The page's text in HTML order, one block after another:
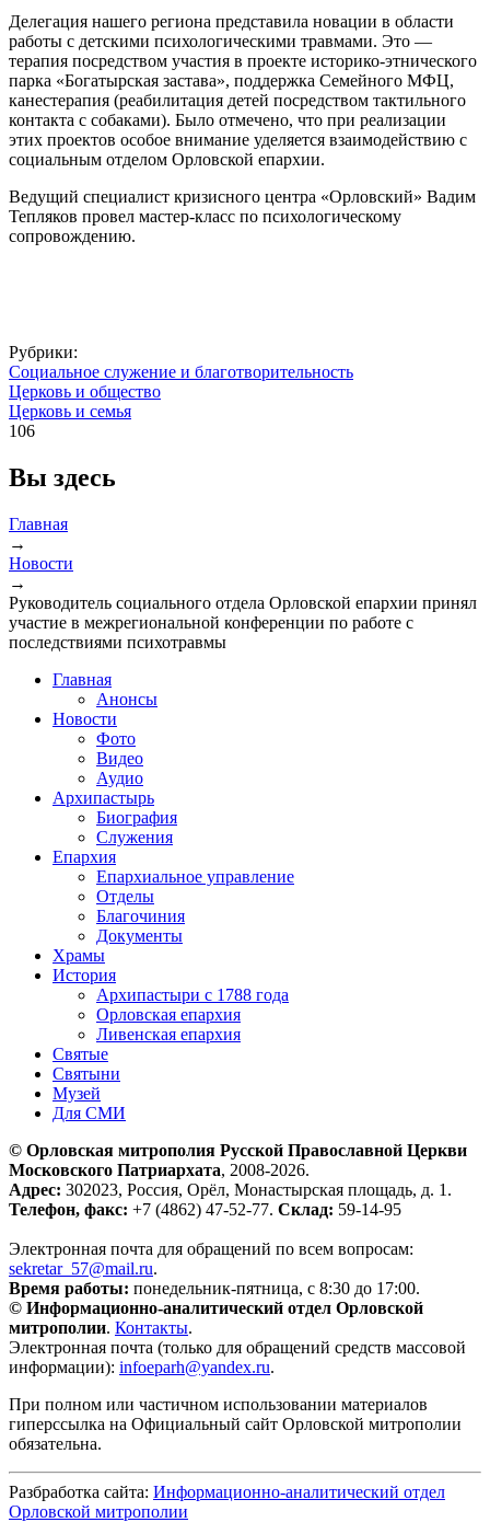
Делегация нашего региона представила новации в области
работы с детскими психологическими травмами. Это —
терапия посредством участия в проекте историко-этнического
парка «Богатырская застава», поддержка Семейного МФЦ,
канестерапия (реабилитация детей посредством тактильного
контакта с собаками). Было отмечено, что при реализации
этих проектов особое внимание уделяется взаимодействию с
социальным отделом Орловской епархии.
Ведущий специалист кризисного центра «Орловский» Вадим
Тепляков провел мастер-класс по психологическому
сопровождению.
Рубрики:
Социальное служение и благотворительность
Церковь и общество
Церковь и семья
106
Вы здесь
Главная
→
Новости
→
Руководитель социального отдела Орловской епархии принял
участие в межрегиональной конференции по работе с
последствиями психотравмы
Главная
Анонсы
Новости
Фото
Видео
Аудио
Архипастырь
Биография
Служения
Епархия
Епархиальное управление
Отделы
Благочиния
Документы
Храмы
История
Архипастыри с 1788 года
Орловская епархия
Ливенская епархия
Святые
Святыни
Музей
Для СМИ
© Орловская митрополия Русской Православной Церкви
Московского Патриархата, 2008-2026.
Адрес: 302023, Россия, Орёл, Монастырская площадь, д. 1.
Телефон, факс: +7 (4862) 47-52-77. Склад: 59-14-95
Электронная почта для обращений по всем вопросам:
sekretar_57@mail.ru.
Время работы: понедельник-пятница, с 8:30 до 17:00.
© Информационно-аналитический отдел Орловской
митрополии. Контакты.
Электронная почта (только для обращений средств массовой
информации): infoeparh@yandex.ru.
При полном или частичном использовании материалов
гиперссылка на Официальный сайт Орловской митрополии
обязательна.
Разбработка сайта: Информационно-аналитический отдел
Орловской митрополии